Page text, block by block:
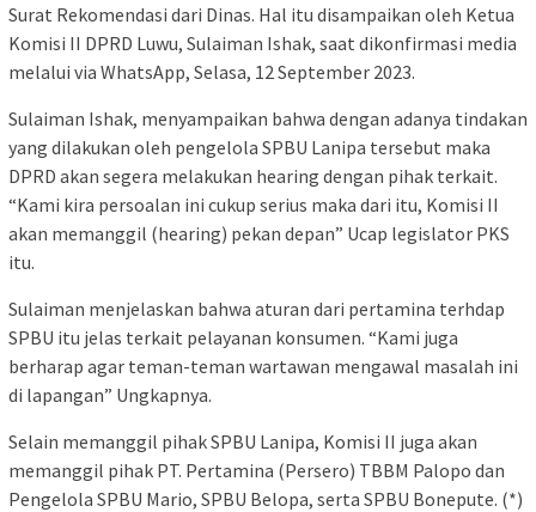
Surat Rekomendasi dari Dinas. Hal itu disampaikan oleh Ketua
Komisi II DPRD Luwu, Sulaiman Ishak, saat dikonfirmasi media
melalui via WhatsApp, Selasa, 12 September 2023.
Sulaiman Ishak, menyampaikan bahwa dengan adanya tindakan
yang dilakukan oleh pengelola SPBU Lanipa tersebut maka
DPRD akan segera melakukan hearing dengan pihak terkait.
“Kami kira persoalan ini cukup serius maka dari itu, Komisi II
akan memanggil (hearing) pekan depan” Ucap legislator PKS
itu.
Sulaiman menjelaskan bahwa aturan dari pertamina terhdap
SPBU itu jelas terkait pelayanan konsumen. “Kami juga
berharap agar teman-teman wartawan mengawal masalah ini
di lapangan” Ungkapnya.
Selain memanggil pihak SPBU Lanipa, Komisi II juga akan
memanggil pihak PT. Pertamina (Persero) TBBM Palopo dan
Pengelola SPBU Mario, SPBU Belopa, serta SPBU Bonepute. (*)